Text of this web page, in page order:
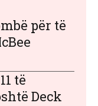
për të
të
Deck